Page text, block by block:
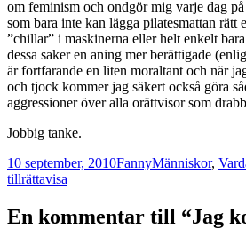
om feminism och ondgör mig varje dag
som bara inte kan lägga pilatesmattan rätt
”chillar” i maskinerna eller helt enkelt
dessa saker en aning mer berättigade
är fortfarande en liten moraltant och när
och tjock kommer jag säkert också göra
aggressioner över alla orättvisor som
Jobbig tanke.
Postat
10 september, 2010Författare
FannyKategorier
Människor,
tillrättavisa
En kommentar till “Jag